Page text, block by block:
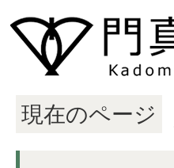
現在のページ